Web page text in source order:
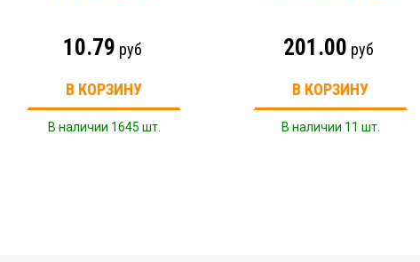
10.79 руб
В КОРЗИНУ
В наличии 1645 шт.
201.00 руб
В КОРЗИНУ
В наличии 11 шт.